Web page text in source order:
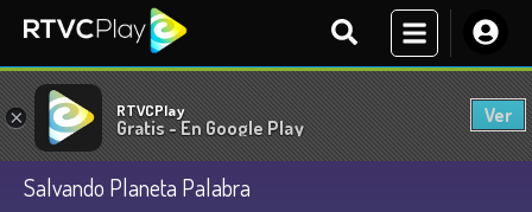
× RTVCPlay
Gratis - En Google Play
Ver
Salvando Planeta Palabra